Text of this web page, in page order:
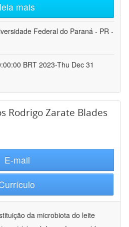
leia mais
Federal do Paraná - PR -
BRT 2023-Thu Dec 31
Rodrigo Zarate Blades
E-mail
da microbiota do leite